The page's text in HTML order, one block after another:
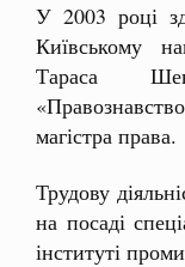
У 2003 році
Київському
Тараса
магістра права.
Трудову
на посаді
інституті